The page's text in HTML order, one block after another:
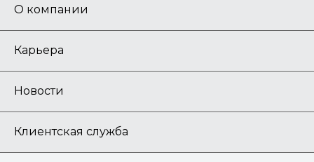
О компании
Карьера
Новости
Клиентская служба